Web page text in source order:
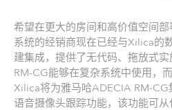
希望在更大的房间和高价值空间
系统的经销商现在已经与Xilica的
建集成，提供了无代码、拖放式
RM-CG能够在复杂系统中使用，
Xilica将为雅马哈ADECIA RM-
语音摄像头跟踪功能，该功能可